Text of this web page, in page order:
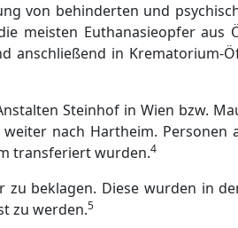
von behinderten und
meisten Euthanasieopfer aus
in Krematorium-
Steinhof in Wien bzw.
nach Hartheim. Personen
transferiert wurden.4
beklagen. Diese wurden in
zu werden.5